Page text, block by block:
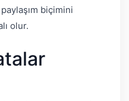
biçimini
olur.